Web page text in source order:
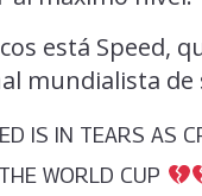
está Speed,
mundialista de
IS IN TEARS AS
WORLD CUP